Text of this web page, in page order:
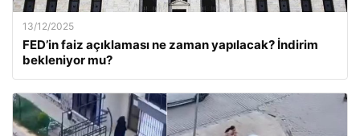
13/12/2025
FED’in faiz açıklaması ne zaman yapılacak? İndirim
bekleniyor mu?